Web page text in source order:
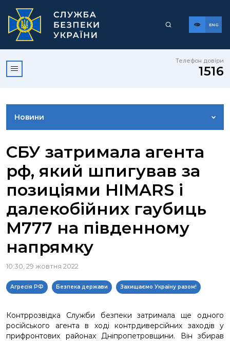
ENG
Телефон довіри
1516
Новини
ВІДЕОГАЛЕРЕЯ
КОНТАКТИ ПРЕСЦЕНТРУ
СБУ затримала агента
рф, який шпигував за
позиціями HIMARS і
далекобійних гаубиць
М777 на південному
напрямку
10:30, 29 жовтня 2022
Агресія РФ Безпека держави Захищаємо Україну разом!
Контррозвідка Служби безпеки затримала ще одного
російського агента в ході контрдиверсійних заходів у
прифронтових районах Дніпропетровщини. Він збирав